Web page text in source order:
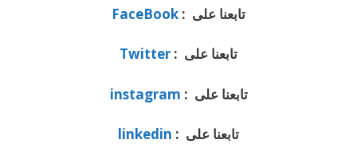
تابعنا على : FaceBook
تابعنا على : Twitter
تابعنا على : instagram
تابعنا على : linkedin